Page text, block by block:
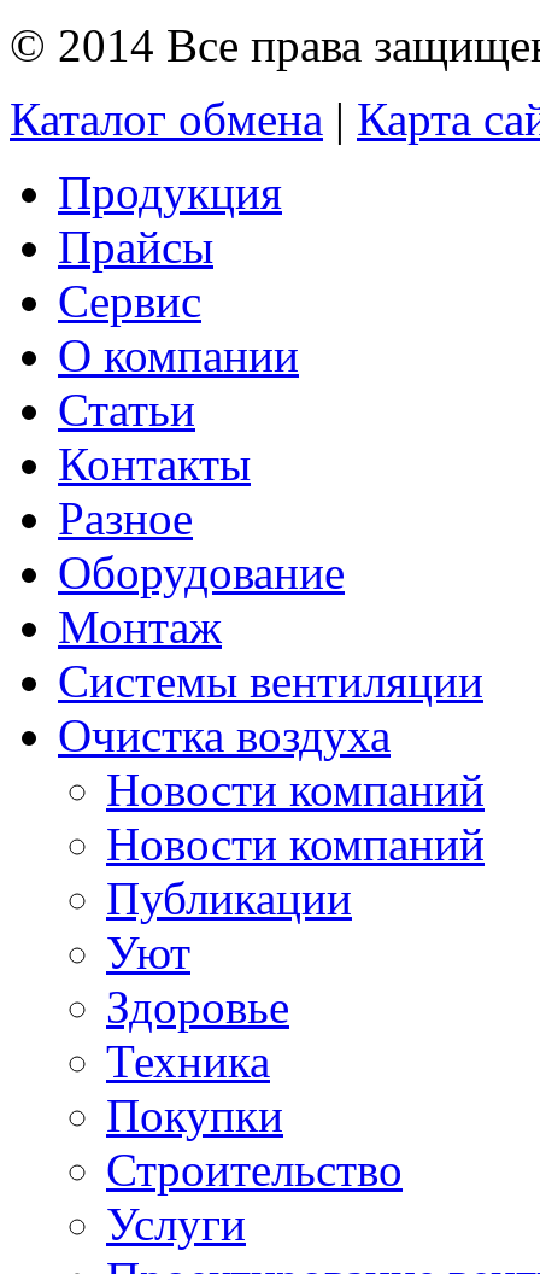
© 2014 Все права
Каталог обмена | Карта
Продукция
Прайсы
Сервис
О компании
Статьи
Контакты
Разное
Оборудование
Монтаж
Системы вентиляции
Очистка воздуха
Новости компаний
Новости компаний
Публикации
Уют
Здоровье
Техника
Покупки
Строительство
Услуги